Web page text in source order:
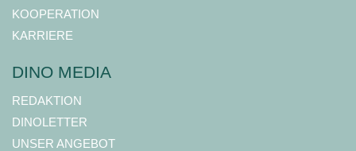
KOOPERATION
KARRIERE
DINO MEDIA
REDAKTION
DINOLETTER
UNSER ANGEBOT